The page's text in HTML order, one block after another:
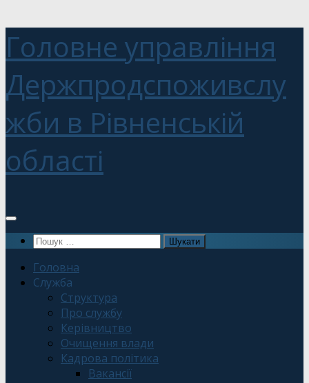
Головне управління
Держпродспоживслу
жби в Рівненській
області
Пошук:
Головна
Служба
Структура
Про службу
Керівництво
Очищення влади
Кадрова політика
Вакансії